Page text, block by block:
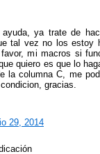
ya trate de
tal vez no los estoy
mi macros si
quiero es que lo
la columna C, me
gracias.
29, 2014